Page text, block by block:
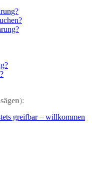
):
greifbar – willkommen